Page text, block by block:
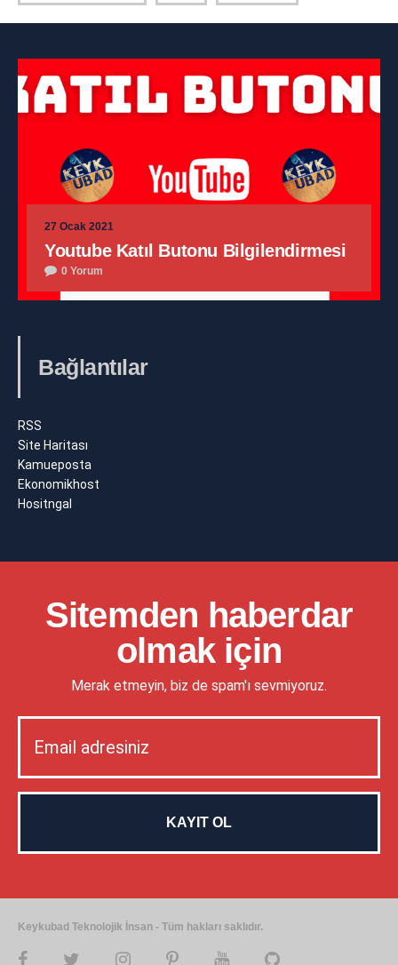
27 Ocak 2021
Youtube Katıl Butonu Bilgilendirmesi
0 Yorum
Bağlantılar
RSS
Site Haritası
Kamueposta
Ekonomikhost
Hositngal
Sitemden haberdar
olmak için
Merak etmeyin, biz de spam'ı sevmiyoruz.
Keykubad Teknolojik İnsan - Tüm hakları saklıdır.